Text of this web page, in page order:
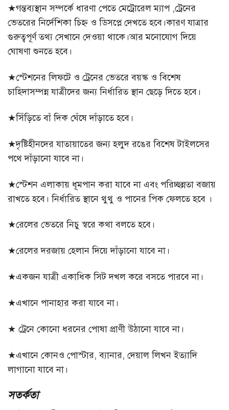
★গন্তব্যস্থান সম্পর্কে ধারণা পেতে মেট্রোরেল ম্যাপ ,ট্রেনের
ভেতরের নির্দেশিকা চিহ্ন ও ডিসপ্লে দেখতে হবে।কারণ যাত্রার
গুরুত্বপূর্ণ তথ্য সেখানে দেওয়া থাকে।আর মনোযোগ দিয়ে
ঘোষণা শুনতে হবে।
★স্টেশনের লিফটে ও ট্রেনের ভেতরে বয়স্ক ও বিশেষ
চাহিদাসম্পন্ন যাত্রীদের জন্য নির্ধারিত স্থান ছেড়ে দিতে হবে।
★সিঁড়িতে বাঁ দিক ঘেঁষে দাঁড়াতে হবে।
★দৃষ্টিহীনদের যাতায়াতের জন্য হলুদ রঙের বিশেষ টাইলসের
পথে দাঁড়ানো যাবে না।
★স্টেশন এলাকায় ধূমপান করা যাবে না এবং পরিচ্ছন্নতা বজায়
রাখতে হবে। নির্ধারিত স্থানে থুথু ও পানের পিক ফেলতে হবে ।
★রেলের ভেতরে নিচু স্বরে কথা বলতে হবে।
★রেলের দরজায় হেলান দিয়ে দাঁড়ানো যাবে না।
★একজন যাত্রী একাধিক সিট দখল করে বসতে পারবে না।
★এখানে পানাহার করা যাবে না।
★ ট্রেনে কোনো ধরনের পোষা প্রাণী উঠানো যাবে না।
★এখানে কোনও পোস্টার, ব্যানার, দেয়াল লিখন ইত্যাদি
লাগানো যাবে না।
সতর্কতা